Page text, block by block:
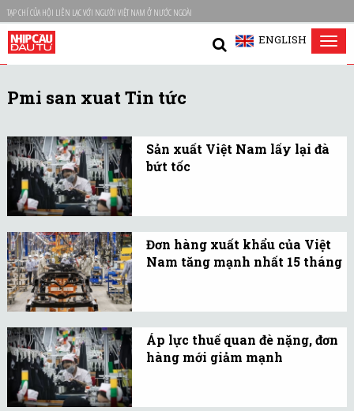
TẠP CHÍ CỦA HỘI LIÊN LẠC VỚI NGƯỜI VIỆT NAM Ở NƯỚC NGOÀI
ENGLISH
Pmi san xuat Tin tức
Sản xuất Việt Nam lấy lại đà
bứt tốc
của Việt Nam vẫn giữ
vững đà tăng trưởng
trong tháng cuối của năm
Đơn hàng xuất khẩu của Việt
Nam tăng mạnh nhất 15 tháng
nhanh hơn, với tốc độ
tăng đạt mức cao của 15
tháng.
Áp lực thuế quan đè nặng, đơn
hàng mới giảm mạnh